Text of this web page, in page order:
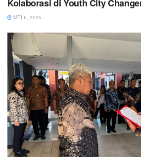
Kolaborasi di Youth City
MEI 6, 2025